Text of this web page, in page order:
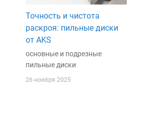
Точность и чистота
раскроя: пильные диски
от AKS
основные и подрезные
пильные диски
26 ноября 2025